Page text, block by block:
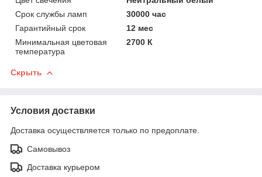
Срок службы ламп
30000 час
Гарантийный срок
12 мес
Минимальная цветовая
температура
2700 К
Скрыть
Условия доставки
Доставка осуществляется только по предоплате.
Самовывоз
Доставка курьером